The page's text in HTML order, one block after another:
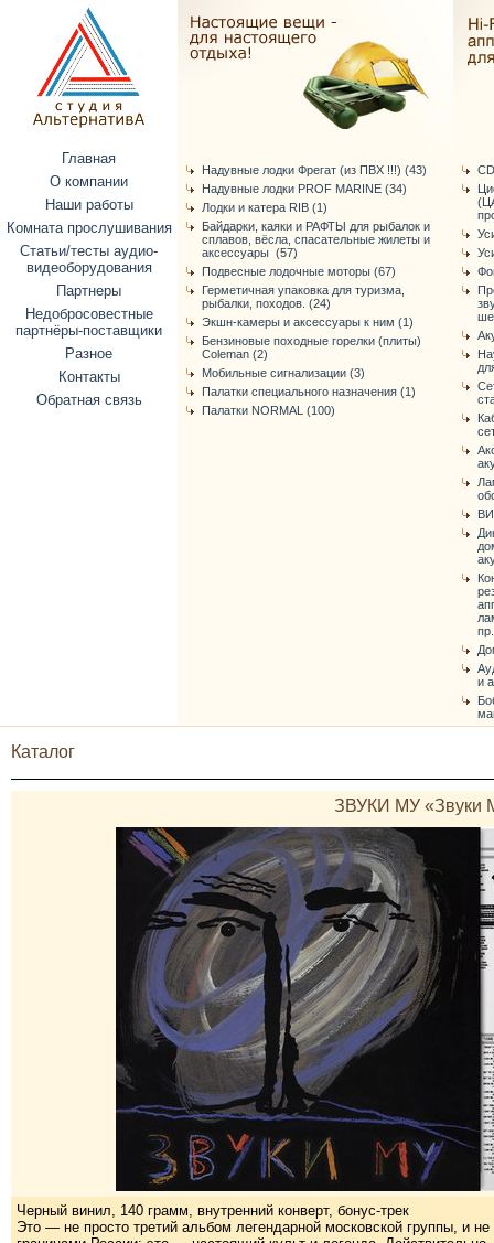
Главная
О компании
Наши работы
Комната прослушивания
Статьи/тесты аудио-
видеоборудования
Партнеры
Недобросовестные
партнёры-поставщики
Разное
Контакты
Обратная связь
Надувные лодки Фрегат (из ПВХ !!!) (43)
Надувные лодки PROF MARINE (34)
Лодки и катера RIB (1)
Байдарки, каяки и РАФТЫ для рыбалок и
сплавов, вёсла, спасательные жилеты и
аксессуары (57)
Подвесные лодочные моторы (67)
Герметичная упаковка для туризма,
рыбалки, походов. (24)
Экшн-камеры и аксессуары к ним (1)
Бензиновые походные горелки (плиты)
Coleman (2)
Мобильные сигнализации (3)
Палатки специального назначения (1)
Палатки NORMAL (100)
и
Каталог
ЗВУКИ МУ «Звуки
Черный винил, 140 грамм, внутренний конверт, бонус-трек
Это — не просто третий альбом легендарной московской группы, и